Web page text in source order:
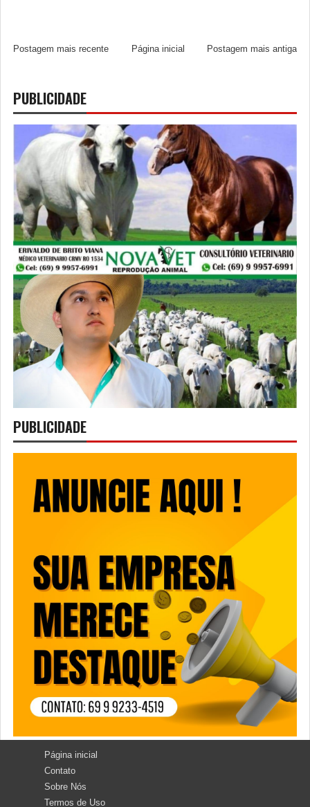
Postagem mais recente Postagem mais antiga
Página inicial
PUBLICIDADE
PUBLICIDADE
Página inicial
Contato
Sobre Nós
Termos de Uso